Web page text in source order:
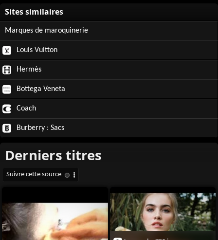
Marques de maroquinerie
Louis Vuitton
Hermès
Bottega Veneta
Coach
Burberry : Sacs